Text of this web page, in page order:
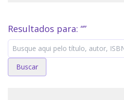
Resultados para: “”
Buscar